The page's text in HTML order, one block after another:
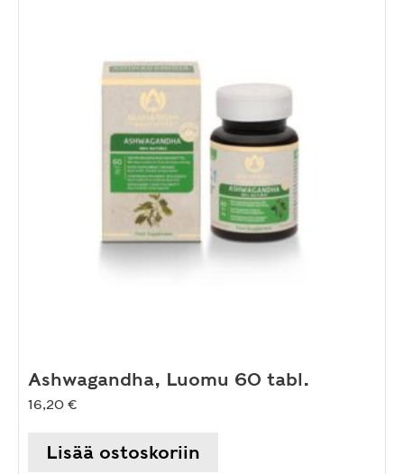
Ashwagandha, Luomu 60 tabl.
16,20 €
Lisää ostoskoriin